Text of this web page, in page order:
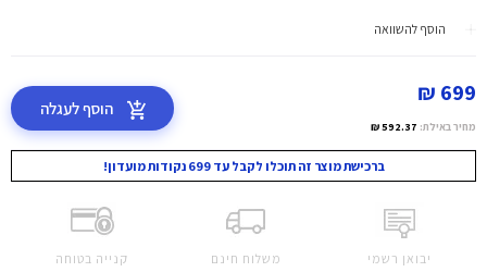
הוסף להשוואה
699 ₪
מחיר באילת: 592.37 ₪
הוסף לעגלה
ברכישת מוצר זה תוכלו לקבל עד 699 נקודות מועדון!
יבואן רשמי משלוח חינם קנייה בטוחה